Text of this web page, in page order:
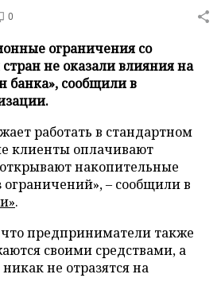
0
ограничения со
не оказали влияния на
банка», сообщили в
работать в стандартном
клиенты оплачивают
накопительные
ограничений», – сообщили в
.
предприниматели также
своими средствами, а
не отразятся на